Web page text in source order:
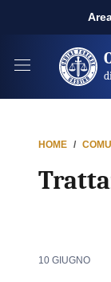
HOME
10 GIUGNO